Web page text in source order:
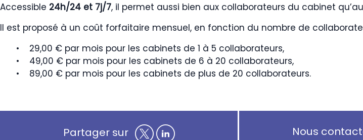
Accessible 24h/24 et 7j/7, il permet aussi bien aux collaborateurs du cabinet
Il est proposé à un coût forfaitaire mensuel, en fonction du nombre de
• 29,00 € par mois pour les cabinets de 1 à 5 collaborateurs,
• 49,00 € par mois pour les cabinets de 6 à 20 collaborateurs,
• 89,00 € par mois pour les cabinets de plus de 20 collaborateurs.
Partager sur Nous